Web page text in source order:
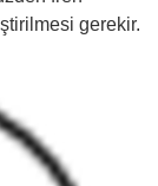
gerekir.